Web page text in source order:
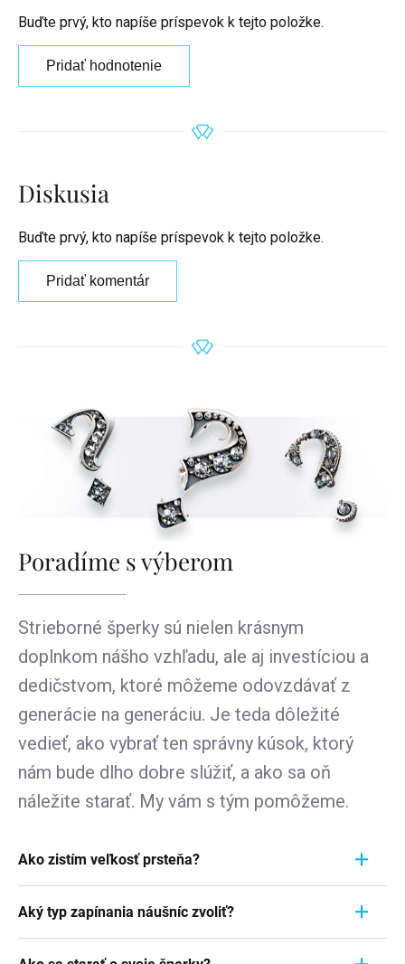
Buďte prvý, kto napíše príspevok k tejto položke.
Pridať hodnotenie
Diskusia
Buďte prvý, kto napíše príspevok k tejto položke.
Pridať komentár
Poradíme s výberom
Strieborné šperky sú nielen krásnym
doplnkom nášho vzhľadu, ale aj investíciou a
dedičstvom, ktoré môžeme odovzdávať z
generácie na generáciu. Je teda dôležité
vedieť, ako vybrať ten správny kúsok, ktorý
nám bude dlho dobre slúžiť, a ako sa oň
náležite starať. My vám s tým pomôžeme.
Ako zistím veľkosť prsteňa?
Aby ste zistili jeho veľkosť, vezmite pravítko a
položte ho priamo na prstienok, ktorý momentálne
Aký typ zapínania náušníc zvoliť?